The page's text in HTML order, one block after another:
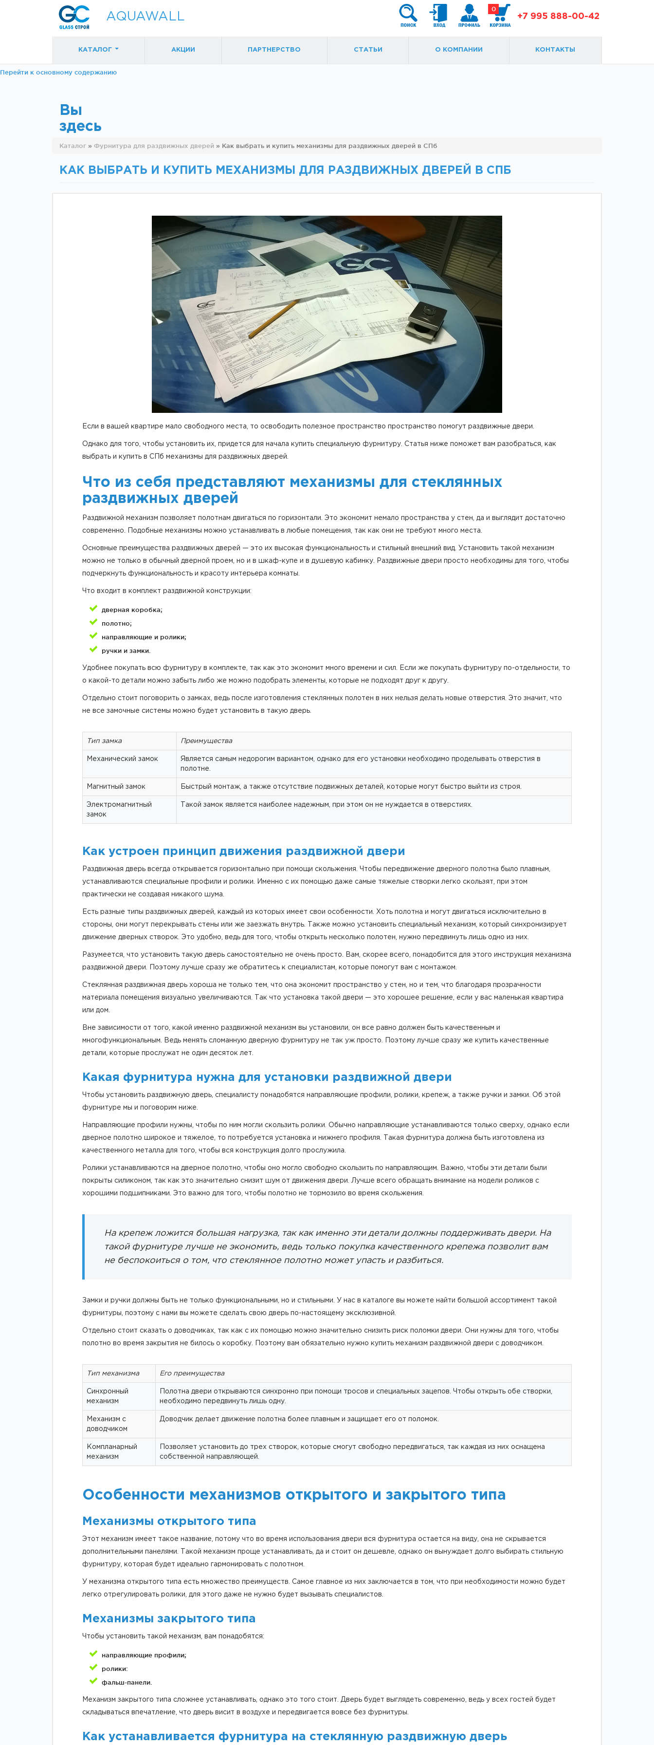
Перейти к основному содержанию
AQUAWALL +7 995 888-00-42
0
КАТАЛОГ
раздвижных
механизмы)
раздвижных
механизмы)
маятниковых
Фурнитура для
межкомнатных
дверей
Фурнитура для
душевых
ограждений
(раздвижная
серия)
Фурнитура для
душевых
ограждений
(распашная серия)
Двери
межкомнатные
цельностеклянные
АКЦИИ ПАРТНЕРСТВО СТАТЬИ О КОМПАНИИ КОНТАКТЫ
Вы
здесь
Каталог » Фурнитура для раздвижных дверей » Как выбрать и купить механизмы для раздвижных дверей в СПб
КАК ВЫБРАТЬ И КУПИТЬ МЕХАНИЗМЫ ДЛЯ РАЗДВИЖНЫХ ДВЕРЕЙ В СПБ
Если в вашей квартире мало свободного места, то освободить полезное пространство пространство помогут раздвижные двери.
Однако для того, чтобы установить их, придется для начала купить специальную фурнитуру. Статья ниже поможет вам разобраться, как
выбрать и купить в СПб механизмы для раздвижных дверей.
Что из себя представляют механизмы для стеклянных
раздвижных дверей
Раздвижной механизм позволяет полотнам двигаться по горизонтали. Это экономит немало пространства у стен, да и выглядит достаточно
современно. Подобные механизмы можно устанавливать в любые помещения, так как они не требуют много места.
Основные преимущества раздвижных дверей — это их высокая функциональность и стильный внешний вид. Установить такой механизм
можно не только в обычный дверной проем, но и в шкаф-купе и в душевую кабинку. Раздвижные двери просто необходимы для того, чтобы
подчеркнуть функциональность и красоту интерьера комнаты.
Что входит в комплект раздвижной конструкции:
дверная коробка;
полотно;
направляющие и ролики;
ручки и замки.
Удобнее покупать всю фурнитуру в комплекте, так как это экономит много времени и сил. Если же покупать фурнитуру по-отдельности, то
о какой-то детали можно забыть либо же можно подобрать элементы, которые не подходят друг к другу.
Отдельно стоит поговорить о замках, ведь после изготовления стеклянных полотен в них нельзя делать новые отверстия. Это значит, что
не все замочные системы можно будет установить в такую дверь.
Тип замка Преимущества
Механический замок
Является самым недорогим вариантом, однако для его установки необходимо проделывать отверстия в
полотне.
Магнитный замок Быстрый монтаж, а также отсутствие подвижных деталей, которые могут быстро выйти из строя.
Электромагнитный
замок
Такой замок является наиболее надежным, при этом он не нуждается в отверстиях.
Как устроен принцип движения раздвижной двери
Раздвижная дверь всегда открывается горизонтально при помощи скольжения. Чтобы передвижение дверного полотна было плавным,
устанавливаются специальные профили и ролики. Именно с их помощью даже самые тяжелые створки легко скользят, при этом
практически не создавая никакого шума.
Есть разные типы раздвижных дверей, каждый из которых имеет свои особенности. Хоть полотна и могут двигаться исключительно в
стороны, они могут перекрывать стены или же заезжать внутрь. Также можно установить специальный механизм, который синхронизирует
движение дверных створок. Это удобно, ведь для того, чтобы открыть несколько полотен, нужно передвинуть лишь одно из них.
Разумеется, что установить такую дверь самостоятельно не очень просто. Вам, скорее всего, понадобится для этого инструкция механизма
раздвижной двери. Поэтому лучше сразу же обратитесь к специалистам, которые помогут вам с монтажом.
Стеклянная раздвижная дверь хороша не только тем, что она экономит пространство у стен, но и тем, что благодаря прозрачности
материала помещения визуально увеличиваются. Так что установка такой двери — это хорошее решение, если у вас маленькая квартира
или дом.
Вне зависимости от того, какой именно раздвижной механизм вы установили, он все равно должен быть качественным и
многофункциональным. Ведь менять сломанную дверную фурнитуру не так уж просто. Поэтому лучше сразу же купить качественные
детали, которые прослужат не один десяток лет.
Какая фурнитура нужна для установки раздвижной двери
Чтобы установить раздвижную дверь, специалисту понадобятся направляющие профили, ролики, крепеж, а также ручки и замки. Об этой
фурнитуре мы и поговорим ниже.
Направляющие профили нужны, чтобы по ним могли скользить ролики. Обычно направляющие устанавливаются только сверху, однако если
дверное полотно широкое и тяжелое, то потребуется установка и нижнего профиля. Такая фурнитура должна быть изготовлена из
качественного металла для того, чтобы вся конструкция долго прослужила.
Ролики устанавливаются на дверное полотно, чтобы оно могло свободно скользить по направляющим. Важно, чтобы эти детали были
покрыты силиконом, так как это значительно снизит шум от движения двери. Лучше всего обращать внимание на модели роликов с
хорошими подшипниками. Это важно для того, чтобы полотно не тормозило во время скольжения.
На крепеж ложится большая нагрузка, так как именно эти детали должны поддерживать двери. На
такой фурнитуре лучше не экономить, ведь только покупка качественного крепежа позволит вам
не беспокоиться о том, что стеклянное полотно может упасть и разбиться.
Замки и ручки должны быть не только функциональными, но и стильными. У нас в каталоге вы можете найти большой ассортимент такой
фурнитуры, поэтому с нами вы можете сделать свою дверь по-настоящему эксклюзивной.
Отдельно стоит сказать о доводчиках, так как с их помощью можно значительно снизить риск поломки двери. Они нужны для того, чтобы
полотно во время закрытия не билось о коробку. Поэтому вам обязательно нужно купить механизм раздвижной двери с доводчиком.
Тип механизма Его преимущества
Синхронный
механизм
Полотна двери открываются синхронно при помощи тросов и специальных зацепов. Чтобы открыть обе створки,
необходимо передвинуть лишь одну.
Механизм с
доводчиком
Доводчик делает движение полотна более плавным и защищает его от поломок.
Компланарный
механизм
Позволяет установить до трех створок, которые смогут свободно передвигаться, так каждая из них оснащена
собственной направляющей.
Особенности механизмов открытого и закрытого типа
Механизмы открытого типа
Этот механизм имеет такое название, потому что во время использования двери вся фурнитура остается на виду, она не скрывается
дополнительными панелями. Такой механизм проще устанавливать, да и стоит он дешевле, однако он вынуждает долго выбирать стильную
фурнитуру, которая будет идеально гармонировать с полотном.
У механизма открытого типа есть множество преимуществ. Самое главное из них заключается в том, что при необходимости можно будет
легко отрегулировать ролики, для этого даже не нужно будет вызывать специалистов.
Механизмы закрытого типа
Чтобы установить такой механизм, вам понадобятся:
направляющие профили;
ролики:
фальш-панели.
Механизм закрытого типа сложнее устанавливать, однако это того стоит. Дверь будет выглядеть современно, ведь у всех гостей будет
складываться впечатление, что дверь висит в воздухе и передвигается вовсе без фурнитуры.
Как устанавливается фурнитура на стеклянную раздвижную дверь